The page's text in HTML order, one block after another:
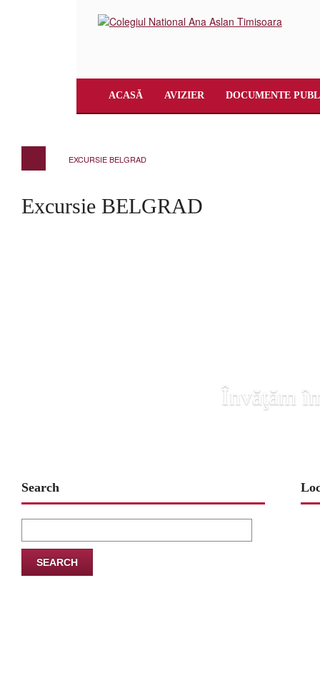
ACASĂ AVIZIER DOCUMENTE
EXCURSIE BELGRAD
Excursie BELGRAD
Învăţăm
Search
for: